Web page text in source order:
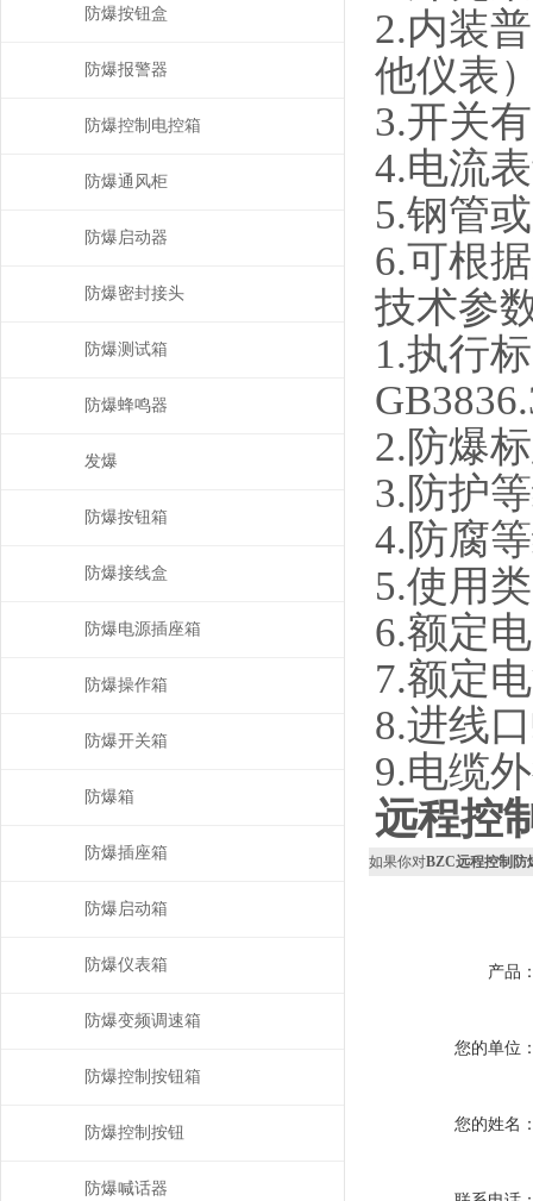
2.内装
他仪表
3.开关有
4.电流
5.钢管
6.可根
技术参
1.执行
2.防爆
3.防护
4.防腐
5.使用
6.额定
7.额定
8.进线
9.电缆
远程控
如果你对BZC远程控制防
产品
您的单位
您的姓名
防爆按钮盒
防爆报警器
防爆控制电控箱
防爆通风柜
防爆启动器
防爆密封接头
防爆测试箱
防爆蜂鸣器
发爆
防爆按钮箱
防爆接线盒
防爆电源插座箱
防爆操作箱
防爆开关箱
防爆箱
防爆插座箱
防爆启动箱
防爆仪表箱
防爆变频调速箱
防爆控制按钮箱
防爆控制按钮
防爆喊话器